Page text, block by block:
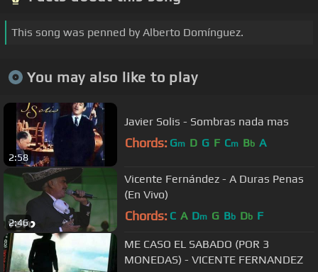
This song was penned by Alberto Domínguez.
You may also like to play
2:58
Javier Solis - Sombras nada mas
Chords: Gm D G F Cm Bb A
2:46
Vicente Fernández - A Duras Penas
(En Vivo)
Chords: C A Dm G Bb Db F
ME CASO EL SABADO (POR 3
MONEDAS) - VICENTE FERNANDEZ